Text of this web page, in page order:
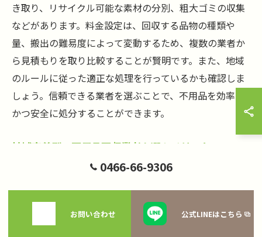
き取り、リサイクル可能な素材の分別、粗大ゴミの収集
などがあります。料金設定は、回収する品物の種類や
量、搬出の難易度によって変動するため、複数の業者か
ら見積もりを取り比較することが賢明です。また、地域
のルールに従った適正な処理を行っているかも確認しま
しょう。信頼できる業者を選ぶことで、不用品を効率的
かつ安全に処分することができます。
地域密着型の不用品回収業者を選ぶメリット
地域密着型の不用品回収業者を選ぶことには多くのメリ
ットがあります。まず、地元の業者は藤沢市内の道路事
情や地域特有のルールに精通しているため、スムーズな
回収が期待できます。また、地域に根ざした業者は、コ
0466-66-9306
お問い合わせ 公式LINEはこちら